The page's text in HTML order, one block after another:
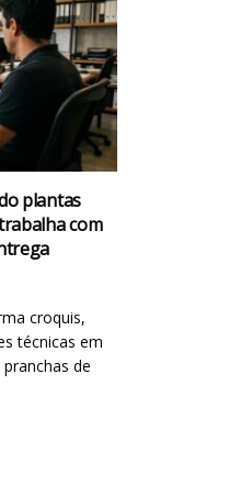
plantas
com
croquis,
técnicas em
de